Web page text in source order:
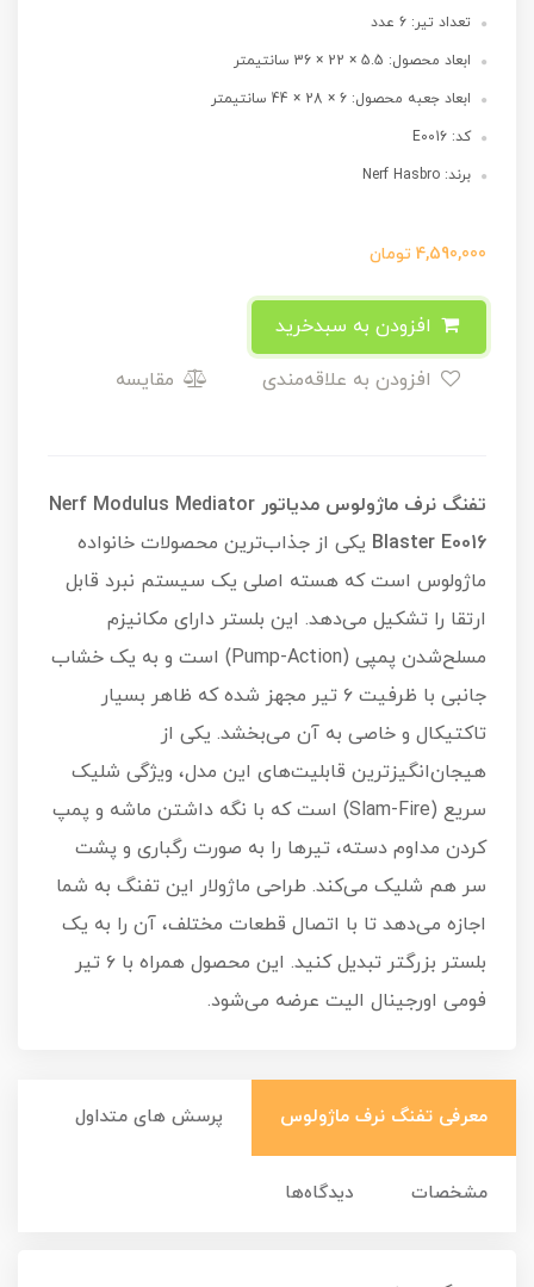
تعداد تیر: 6 عدد
ابعاد محصول: 5.5 × 22 × 36 سانتیمتر
ابعاد جعبه محصول: 6 × 28 × 44 سانتیمتر
کد: E0016
برند: Nerf Hasbro
4,590,000 تومان
مقایسه
تفنگ نرف ماژولوس مدیاتور Nerf Modulus Mediator
Blaster E0016 یکی از جذاب‌ترین محصولات خانواده
ماژولوس است که هسته اصلی یک سیستم نبرد قابل
ارتقا را تشکیل می‌دهد. این بلستر دارای مکانیزم
مسلح‌شدن پمپی (Pump-Action) است و به یک خشاب
جانبی با ظرفیت ۶ تیر مجهز شده که ظاهر بسیار
تاکتیکال و خاصی به آن می‌بخشد. یکی از
هیجان‌انگیزترین قابلیت‌های این مدل، ویژگی شلیک
سریع (Slam-Fire) است که با نگه داشتن ماشه و پمپ
کردن مداوم دسته، تیرها را به صورت رگباری و پشت
سر هم شلیک می‌کند. طراحی ماژولار این تفنگ به شما
اجازه می‌دهد تا با اتصال قطعات مختلف، آن را به یک
بلستر بزرگتر تبدیل کنید. این محصول همراه با ۶ تیر
فومی اورجینال الیت عرضه می‌شود.
معرفی تفنگ نرف ماژولوس پرسش های متداول
مشخصات دیدگاه‌ها